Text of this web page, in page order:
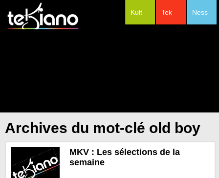
Ness
Tek
Kult
Archives du mot-clé old boy
MKV : Les sélections de la
semaine